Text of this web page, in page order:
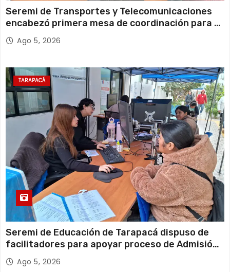
Seremi de Transportes y Telecomunicaciones
encabezó primera mesa de coordinación para el
retiro de cables en desuso en Iquique
Ago 5, 2026
TARAPACÁ
Seremi de Educación de Tarapacá dispuso de
facilitadores para apoyar proceso de Admisión
Escolar 2027
Ago 5, 2026